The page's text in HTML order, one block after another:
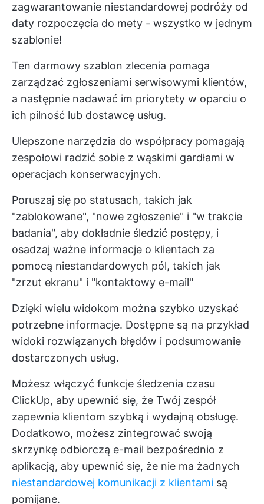
zagwarantowanie niestandardowej podróży od
daty rozpoczęcia do mety - wszystko w jednym
szablonie!
Ten darmowy szablon zlecenia pomaga
zarządzać zgłoszeniami serwisowymi klientów,
a następnie nadawać im priorytety w oparciu o
ich pilność lub dostawcę usług.
Ulepszone narzędzia do współpracy pomagają
zespołowi radzić sobie z wąskimi gardłami w
operacjach konserwacyjnych.
Poruszaj się po statusach, takich jak
"zablokowane", "nowe zgłoszenie" i "w trakcie
badania", aby dokładnie śledzić postępy, i
osadzaj ważne informacje o klientach za
pomocą niestandardowych pól, takich jak
"zrzut ekranu" i "kontaktowy e-mail"
Dzięki wielu widokom można szybko uzyskać
potrzebne informacje. Dostępne są na przykład
widoki rozwiązanych błędów i podsumowanie
dostarczonych usług.
Możesz włączyć funkcje śledzenia czasu
ClickUp, aby upewnić się, że Twój zespół
zapewnia klientom szybką i wydajną obsługę.
Dodatkowo, możesz zintegrować swoją
skrzynkę odbiorczą e-mail bezpośrednio z
aplikacją, aby upewnić się, że nie ma żadnych
niestandardowej komunikacji z klientami są
pomijane.